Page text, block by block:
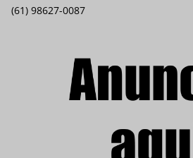
(61) 98627-0087